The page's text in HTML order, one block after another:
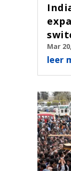
Mar
leer